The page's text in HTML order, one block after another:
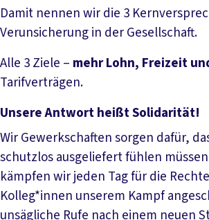
Damit nennen wir die 3
Verunsicherung in der Gesellschaft.
Alle 3 Ziele – mehr Lohn, Freizeit
Tarifverträgen.
Unsere Antwort heißt Solidarität!
Wir Gewerkschaften sorgen dafür,
schutzlos ausgeliefert fühlen
kämpfen wir jeden Tag für die
Kolleg*innen unserem Kampf
unsägliche Rufe nach einem neuen